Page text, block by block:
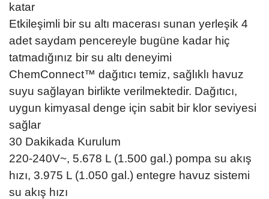
katar
Etkileşimli bir su altı macerası sunan yerleşik 4
adet saydam pencereyle bugüne kadar hiç
tatmadığınız bir su altı deneyimi
ChemConnect™ dağıtıcı temiz, sağlıklı havuz
suyu sağlayan birlikte verilmektedir. Dağıtıcı,
uygun kimyasal denge için sabit bir klor seviyesi
sağlar
30 Dakikada Kurulum
220-240V~, 5.678 L (1.500 gal.) pompa su akış
hızı, 3.975 L (1.050 gal.) entegre havuz sistemi
su akış hızı